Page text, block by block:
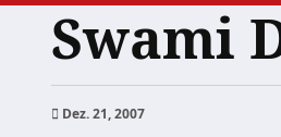
Swami
Dez. 21, 2007